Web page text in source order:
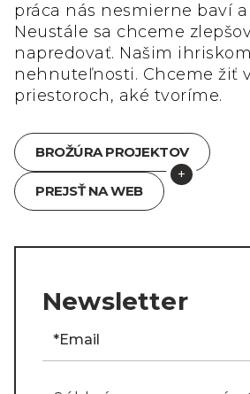
práca nás nesmierne baví
Neustále sa chceme
napredovať. Našim
nehnuteľnosti. Chceme žiť
priestoroch, aké tvoríme.
BROŽÚRA PROJEKTOV
PREJSŤ NA WEB
Newsletter